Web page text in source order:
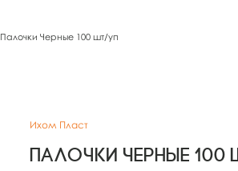
Палочки Черные 100 шт/уп
Ихом Пласт
Палочки Черные 100